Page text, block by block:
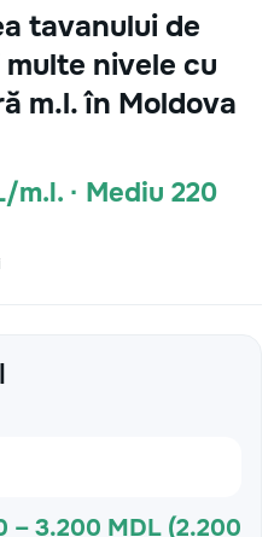
tavanului de
nivele cu
m.l. în Moldova
m.l. · Mediu 220
– 3.200 MDL (2.200